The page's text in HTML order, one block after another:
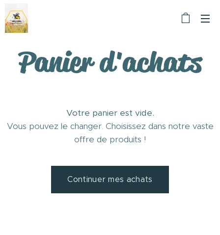
Panier d'achats
Votre panier est vide.
Vous pouvez le changer. Choisissez dans notre vaste
offre de produits !
Continuer mes achats